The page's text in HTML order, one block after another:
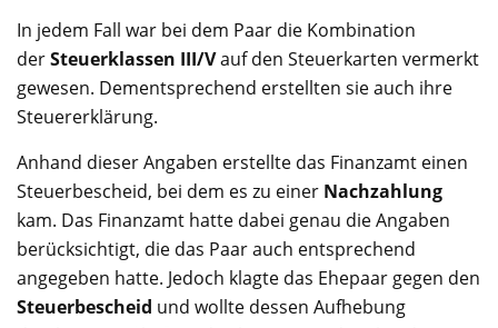
In jedem Fall war bei dem Paar die Kombination
derSteuerklassen III/Vauf den Steuerkarten vermerkt
gewesen. Dementsprechend erstellten sie auch ihre
Steuererklärung.
Anhand dieser Angaben erstellte das Finanzamt einen
Steuerbescheid, bei dem es zu einer Nachzahlung
kam. Das Finanzamt hatte dabei genau die Angaben
berücksichtigt, die das Paar auch entsprechend
angegeben hatte. Jedoch klagte das Ehepaar gegen den
Steuerbescheid und wollte dessen Aufhebung